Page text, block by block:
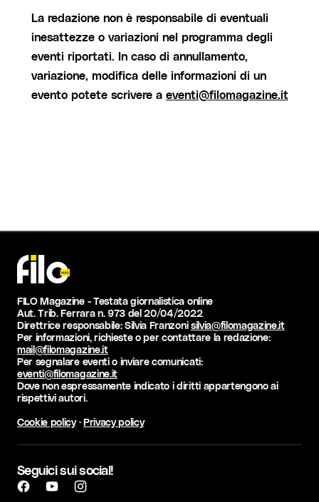
La redazione non è responsabile di eventuali
inesattezze o variazioni nel programma degli
eventi riportati. In caso di annullamento,
variazione, modifica delle informazioni di un
evento potete scrivere a eventi@filomagazine.it
FILO Magazine - Testata giornalistica online
Aut. Trib. Ferrara n. 973 del 20/04/2022
Direttrice responsabile: Silvia Franzonisilvia@filomagazine.it
Per informazioni, richieste o per contattare la redazione:
mail@filomagazine.it
Per segnalare eventi o inviare comunicati:
eventi@filomagazine.it
Dove non espressamente indicato i diritti appartengono ai
rispettivi autori.
Cookie policy·Privacy policy
Seguici sui social!